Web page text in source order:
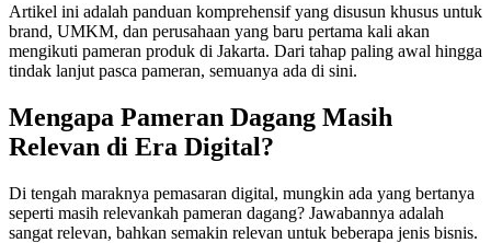
Artikel ini adalah panduan komprehensif yang disusun khusus untuk
brand, UMKM, dan perusahaan yang baru pertama kali akan
mengikuti pameran produk di Jakarta. Dari tahap paling awal hingga
tindak lanjut pasca pameran, semuanya ada di sini.
Mengapa Pameran Dagang Masih
Relevan di Era Digital?
Di tengah maraknya pemasaran digital, mungkin ada yang bertanya
seperti masih relevankah pameran dagang? Jawabannya adalah
sangat relevan, bahkan semakin relevan untuk beberapa jenis bisnis.